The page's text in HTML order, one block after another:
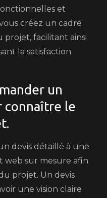
et
créez un cadre
projet, facilitant ainsi
la satisfaction
un
connaître le
devis détaillé à une
web sur mesure afin
projet. Un devis
une vision claire